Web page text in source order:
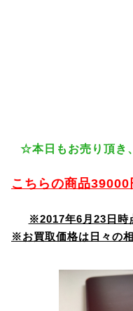
☆本日もお売り頂き
こちらの商品39000
※2017年6月23日時
※お買取価格は日々の